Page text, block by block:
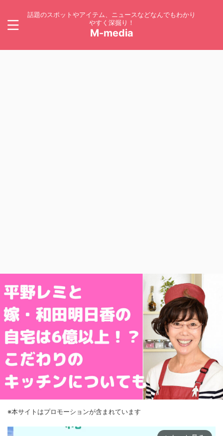
話題のスポットやアイテム、ニュースなどなんでもわかり
やすく深掘り！
M-media
※本サイトはプロモーションが含まれています